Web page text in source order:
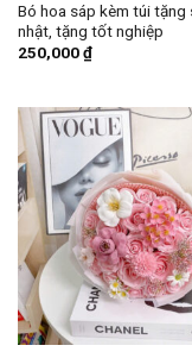
Bó hoa sáp kèm túi tặng
nhật, tặng tốt nghiệp
250,000₫